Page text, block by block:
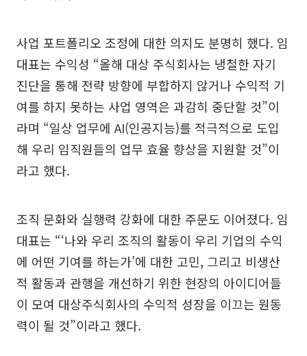
사업 포트폴리오 조정에 대한 의지도 분명히 했다. 임
대표는 수익성 “올해 대상 주식회사는 냉철한 자기
진단을 통해 전략 방향에 부합하지 않거나 수익적 기
여를 하지 못하는 사업 영역은 과감히 중단할 것”이
라며 “일상 업무에 AI(인공지능)를 적극적으로 도입
해 우리 임직원들의 업무 효율 향상을 지원할 것”이
라고 했다.
조직 문화와 실행력 강화에 대한 주문도 이어졌다. 임
대표는 “‘나와 우리 조직의 활동이 우리 기업의 수익
에 어떤 기여를 하는가’에 대한 고민, 그리고 비생산
적 활동과 관행을 개선하기 위한 현장의 아이디어들
이 모여 대상주식회사의 수익적 성장을 이끄는 원동
력이 될 것”이라고 했다.